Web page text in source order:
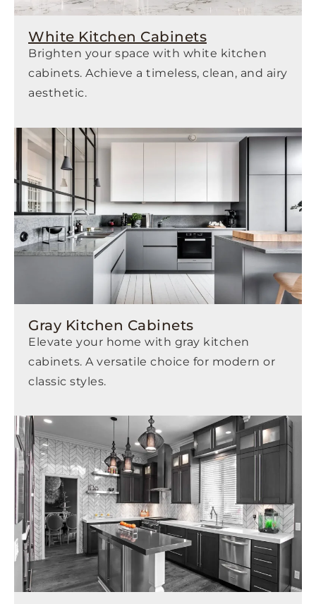
White Kitchen Cabinets
Brighten your space with white kitchen
cabinets. Achieve a timeless, clean, and airy
aesthetic.
Gray Kitchen Cabinets
Elevate your home with gray kitchen
cabinets. A versatile choice for modern or
classic styles.